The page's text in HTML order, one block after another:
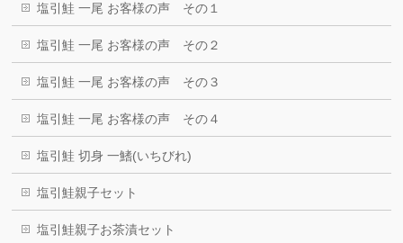
塩引鮭 一尾 お客様の声 その１
塩引鮭 一尾 お客様の声 その２
塩引鮭 一尾 お客様の声 その３
塩引鮭 一尾 お客様の声 その４
塩引鮭 切身 一鰭(いちびれ)
塩引鮭親子セット
塩引鮭親子お茶漬セット